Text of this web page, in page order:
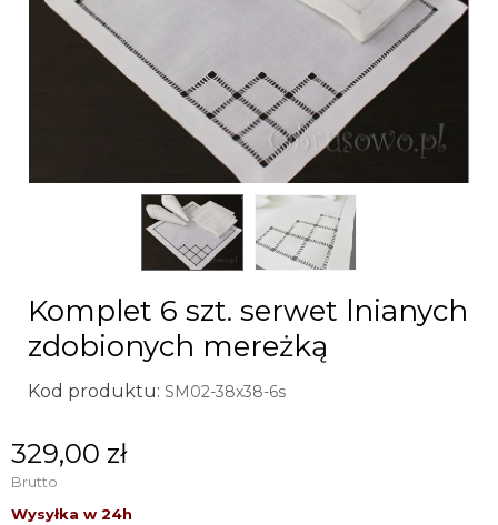
Komplet 6 szt. serwet lnianych
zdobionych mereżką
Kod produktu: SM02-38x38-6s
329,00 zł
Brutto